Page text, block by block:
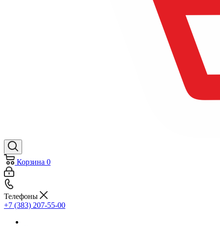
Корзина 0
Телефоны
+7 (383) 207-55-00